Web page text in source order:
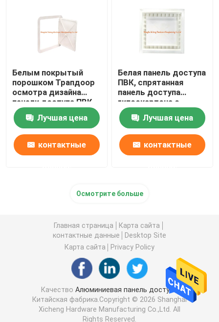
Белым покрытый
порошком Трапдоор
осмотра дизайна
панели доступа ПВК
уникальный
Лучшая цена
контактные
Белая панель доступа
ПВК, спрятанная
панель доступа
гипсокартона с
ключом
Лучшая цена
контактные
Осмотрите больше
Главная страница
Карта сайта
контактные данные
Desktop Site
Карта сайта
Privacy Policy
КачествоАлюминиевая панель доступа
Китайская фабрика.Copyright © 2026 Shanghai
Xicheng Hardware Manufacturing Co.,Ltd. All
Rights Reserved.